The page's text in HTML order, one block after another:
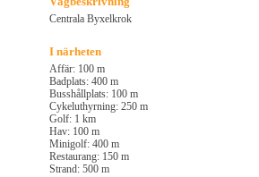
Centrala Byxelkrok
I närheten
Affär: 100 m
Badplats: 400 m
Busshållplats: 100 m
Cykeluthyrning: 250 m
Golf: 1 km
Hav: 100 m
Minigolf: 400 m
Restaurang: 150 m
Strand: 500 m